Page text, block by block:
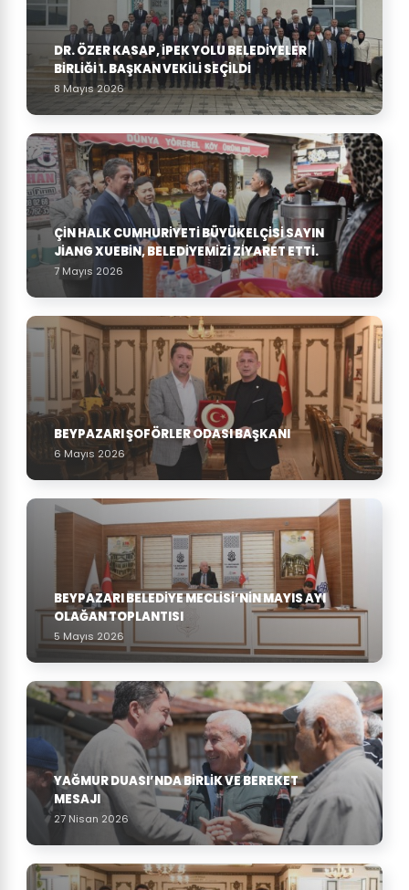
DR. ÖZER KASAP, İPEK YOLU BELEDIYELER
BIRLIĞI 1. BAŞKAN VEKILI SEÇILDI
8 Mayıs 2026
ÇIN HALK CUMHURIYETI BÜYÜKELÇISI SAYIN
JIANG XUEBIN, BELEDIYEMIZI ZIYARET ETTI.
7 Mayıs 2026
BEYPAZARI ŞOFÖRLER ODASI BAŞKANI
6 Mayıs 2026
BEYPAZARI BELEDIYE MECLISI’NIN MAYIS AYI
OLAĞAN TOPLANTISI
5 Mayıs 2026
YAĞMUR DUASI’NDA BIRLIK VE BEREKET
MESAJI
27 Nisan 2026